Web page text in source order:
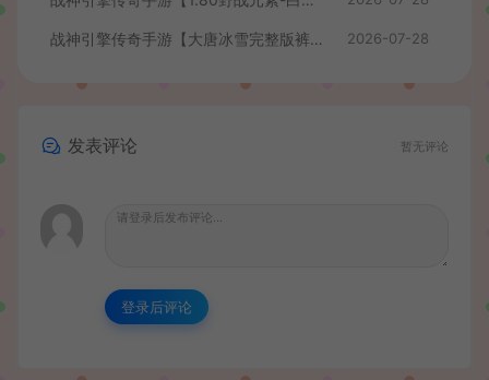
战神引擎传奇手游【大唐冰雪完整版裤衩7.0免授权】最新整理Win系特色服务端+GM授权后台+安卓苹果双端+详细搭建教程 2026-07-28
发表评论 暂无评论
登录后评论